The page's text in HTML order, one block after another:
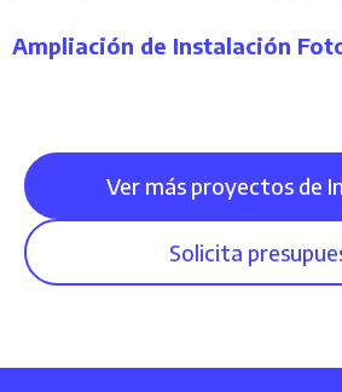
Ampliación de Instalación
Ver más proyectos de
Solicita